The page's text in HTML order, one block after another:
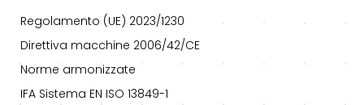
Regolamento (UE) 2023/1230
Direttiva macchine 2006/42/CE
Norme armonizzate
IFA Sistema EN ISO 13849-1